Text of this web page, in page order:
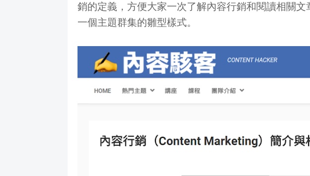
銷的定義，方便大家一次了解內容行銷和閱讀相關文
一個主題群集的雛型樣式。